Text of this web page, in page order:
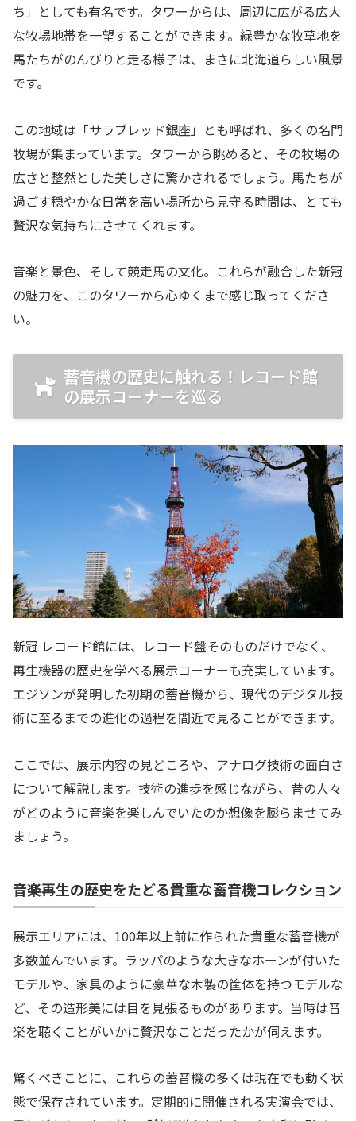
ち」としても有名です。タワーからは、周辺に広がる広大
な牧場地帯を一望することができます。緑豊かな牧草地を
馬たちがのんびりと走る様子は、まさに北海道らしい風景
です。
この地域は「サラブレッド銀座」とも呼ばれ、多くの名門
牧場が集まっています。タワーから眺めると、その牧場の
広さと整然とした美しさに驚かされるでしょう。馬たちが
過ごす穏やかな日常を高い場所から見守る時間は、とても
贅沢な気持ちにさせてくれます。
音楽と景色、そして競走馬の文化。これらが融合した新冠
の魅力を、このタワーから心ゆくまで感じ取ってくださ
い。
蓄音機の歴史に触れる！レコード館
の展示コーナーを巡る
新冠 レコード館には、レコード盤そのものだけでなく、
再生機器の歴史を学べる展示コーナーも充実しています。
エジソンが発明した初期の蓄音機から、現代のデジタル技
術に至るまでの進化の過程を間近で見ることができます。
ここでは、展示内容の見どころや、アナログ技術の面白さ
について解説します。技術の進歩を感じながら、昔の人々
がどのように音楽を楽しんでいたのか想像を膨らませてみ
ましょう。
音楽再生の歴史をたどる貴重な蓄音機コレクション
展示エリアには、100年以上前に作られた貴重な蓄音機が
多数並んでいます。ラッパのような大きなホーンが付いた
モデルや、家具のように豪華な木製の筐体を持つモデルな
ど、その造形美には目を見張るものがあります。当時は音
楽を聴くことがいかに贅沢なことだったかが伺えます。
驚くべきことに、これらの蓄音機の多くは現在でも動く状
態で保存されています。定期的に開催される実演会では、